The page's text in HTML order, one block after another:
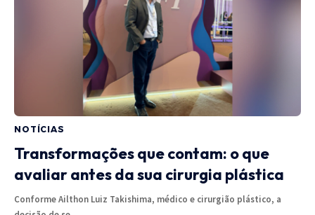
NOTÍCIAS
Transformações que contam: o que
avaliar antes da sua cirurgia plástica
Conforme Ailthon Luiz Takishima, médico e cirurgião plástico, a